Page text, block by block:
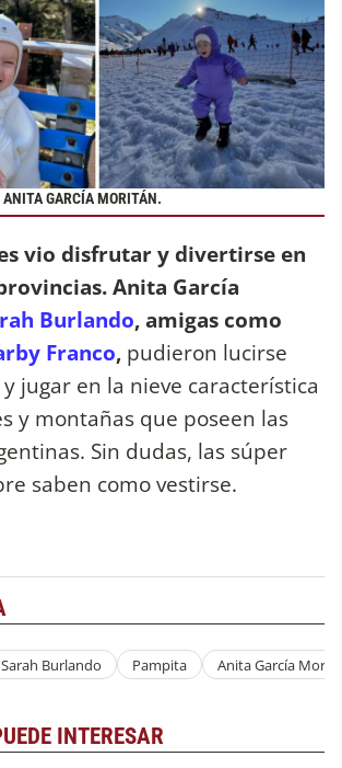
GARCÍA MORITÁN.
vio disfrutar y divertirse en
Anita García
Burlando, amigas como
Franco, pudieron lucirse
jugar en la nieve característica
y montañas que poseen las
Sin dudas, las súper
saben como vestirse.
Sarah Burlando Pampita Anita García
INTERESAR